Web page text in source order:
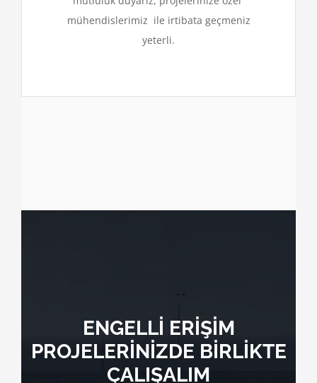
mühendislerimiz ile irtibata geçmeniz
yeterli.
ENGELLİ ERİŞİM
PROJELERİNİZDE BİRLİKTE
ÇALIŞALIM